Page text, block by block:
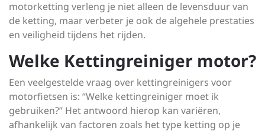
motorketting verleng je niet alleen de levensduur van
de ketting, maar verbeter je ook de algehele prestaties
en veiligheid tijdens het rijden.
Welke Kettingreiniger motor?
Een veelgestelde vraag over kettingreinigers voor
motorfietsen is: “Welke kettingreiniger moet ik
gebruiken?” Het antwoord hierop kan variëren,
afhankelijk van factoren zoals het type ketting op je